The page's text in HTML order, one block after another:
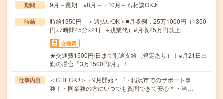
期間 9月～長期 ※8月～・10月～も相談OK♪
時給
時給1350円 ＜週払いOK＞■月収例：25万1000円（1350
円×7時間45分×21日＋残業代）#月収25万円以上
交通費
★交通費1500円/日まで別途支給（規定あり）！※月21日出
勤の場合「3万1500円/月」！
仕事内容
＜CHECK!!＞・9月開始＊゜・稲沢市でのサポート事
務！・同業務の方にいつでも質問できて安心＊・当…